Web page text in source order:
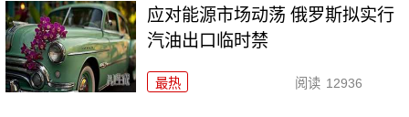
应对能源市场动荡 俄罗斯拟实行
汽油出口临时禁
最热 阅读 12936